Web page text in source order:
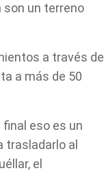
son un terreno
a través de
a más de 50
eso es un
trasladarlo al
el